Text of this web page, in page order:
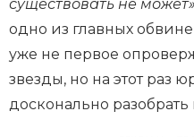
существовать не
одно из главных
уже не первое
звезды, но на этот раз
досконально